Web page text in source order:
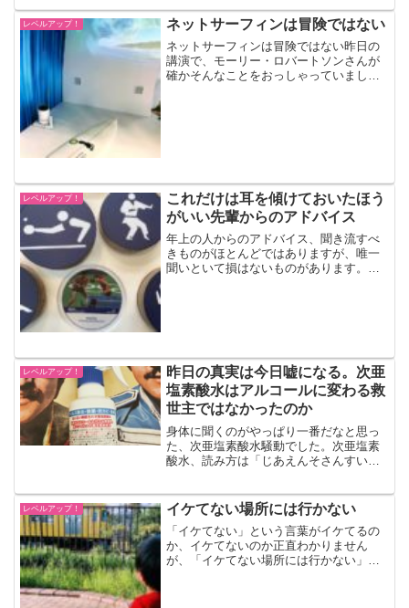
実際そうしました。中華料理ということ
もあり、ウーロン茶をオー...
レベルアップ！ ネットサーフィンは冒険ではない
ネットサーフィンは冒険ではない昨日の
講演で、モーリー・ロバートソンさんが
確かそんなことをおっしゃっていまし
レベルアップ！
これだけは耳を傾けておいたほう
がいい先輩からのアドバイス
年上の人からのアドバイス、聞き流すべ
きものがほとんどではありますが、唯一
聞いといて損はないものがあります。そ
レベルアップ！
昨日の真実は今日嘘になる。次亜
塩素酸水はアルコールに変わる救
世主ではなかったのか
身体に聞くのがやっぱり一番だなと思っ
た、次亜塩素酸水騒動でした。次亜塩素
酸水、読み方は「じあえんそさんすい」
ビやラジオから情報を取っていないた
め、これまで読み方がわから...
レベルアップ！ イケてない場所には行かない
「イケてない」という言葉がイケてるの
か、イケてないのか正直わかりません
が、「イケてない場所には行かない」と